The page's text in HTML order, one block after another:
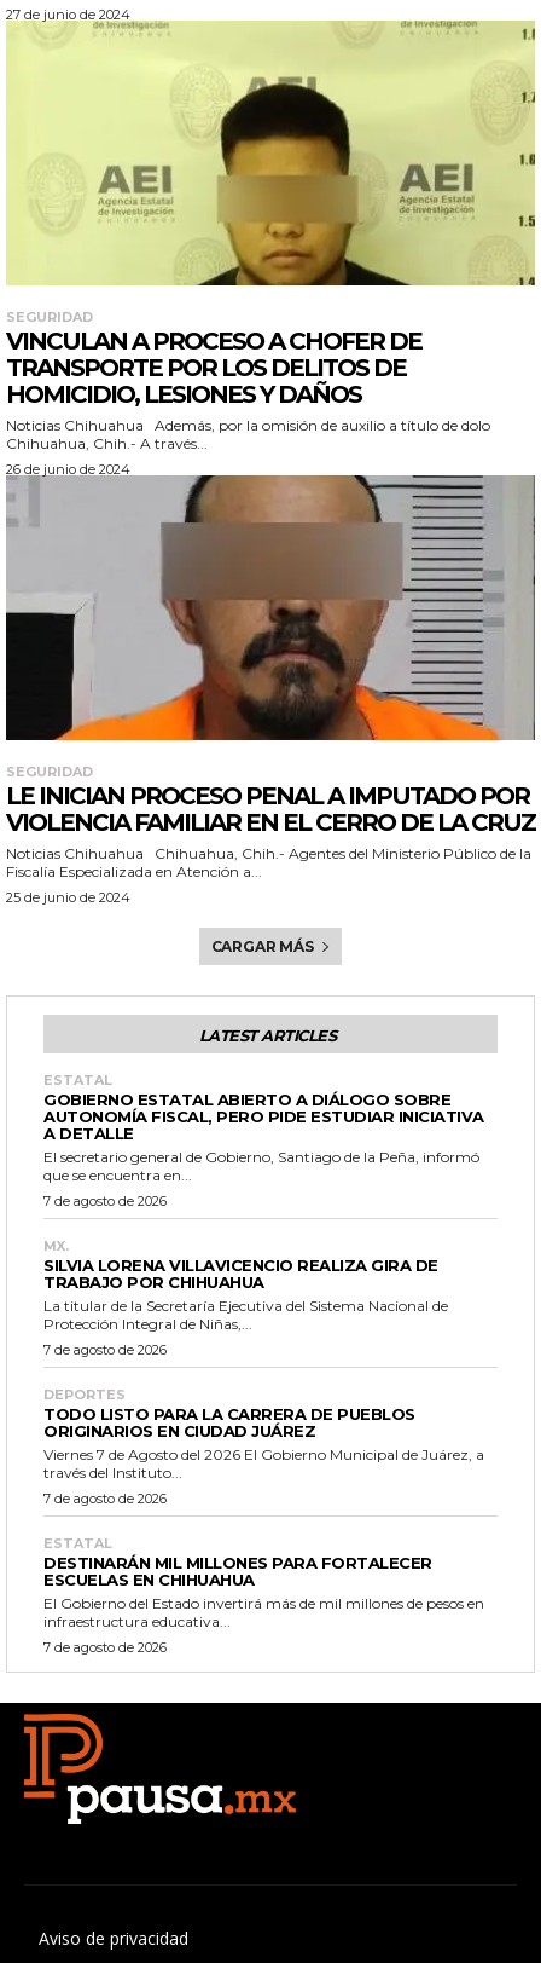
27 de junio de 2024
SEGURIDAD
VINCULAN A PROCESO A CHOFER DE
TRANSPORTE POR LOS DELITOS DE
HOMICIDIO, LESIONES Y DAÑOS
Noticias Chihuahua Además, por la omisión de auxilio a título de dolo
Chihuahua, Chih.- A través...
26 de junio de 2024
SEGURIDAD
LE INICIAN PROCESO PENAL A IMPUTADO POR
VIOLENCIA FAMILIAR EN EL CERRO DE LA CRUZ
Noticias Chihuahua Chihuahua, Chih.- Agentes del Ministerio Público de la
Fiscalía Especializada en Atención a...
25 de junio de 2024
CARGAR MÁS
LATEST ARTICLES
ESTATAL
GOBIERNO ESTATAL ABIERTO A DIÁLOGO SOBRE
AUTONOMÍA FISCAL, PERO PIDE ESTUDIAR INICIATIVA
A DETALLE
El secretario general de Gobierno, Santiago de la Peña, informó
que se encuentra en...
7 de agosto de 2026
MX.
SILVIA LORENA VILLAVICENCIO REALIZA GIRA DE
TRABAJO POR CHIHUAHUA
La titular de la Secretaría Ejecutiva del Sistema Nacional de
Protección Integral de Niñas,...
7 de agosto de 2026
DEPORTES
TODO LISTO PARA LA CARRERA DE PUEBLOS
ORIGINARIOS EN CIUDAD JUÁREZ
Viernes 7 de Agosto del 2026 El Gobierno Municipal de Juárez, a
través del Instituto...
7 de agosto de 2026
ESTATAL
DESTINARÁN MIL MILLONES PARA FORTALECER
ESCUELAS EN CHIHUAHUA
El Gobierno del Estado invertirá más de mil millones de pesos en
infraestructura educativa...
7 de agosto de 2026
Aviso de privacidad